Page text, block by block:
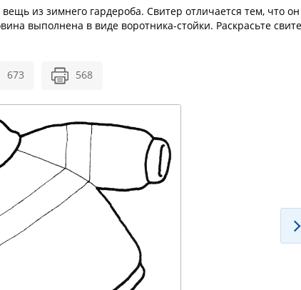
из зимнего гардероба. Свитер отличается тем, что он
выполнена в виде воротника-стойки. Раскрасьте
673 568